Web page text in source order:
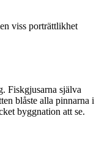
viss porträttlikhet
Fiskgjusarna själva
blåste alla pinnarna i
byggnation att se.